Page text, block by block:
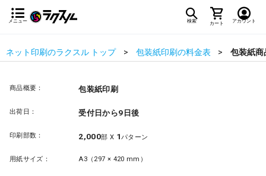
メニュー 検索 カート アカウント
ネット印刷のラクスル トップ 包装紙印刷の料金表 包装紙商
商品概要： 包装紙印刷
出荷日： 受付日から9日後
印刷部数： 2,000部 X 1パターン
用紙サイズ： A3（297 × 420 mm）